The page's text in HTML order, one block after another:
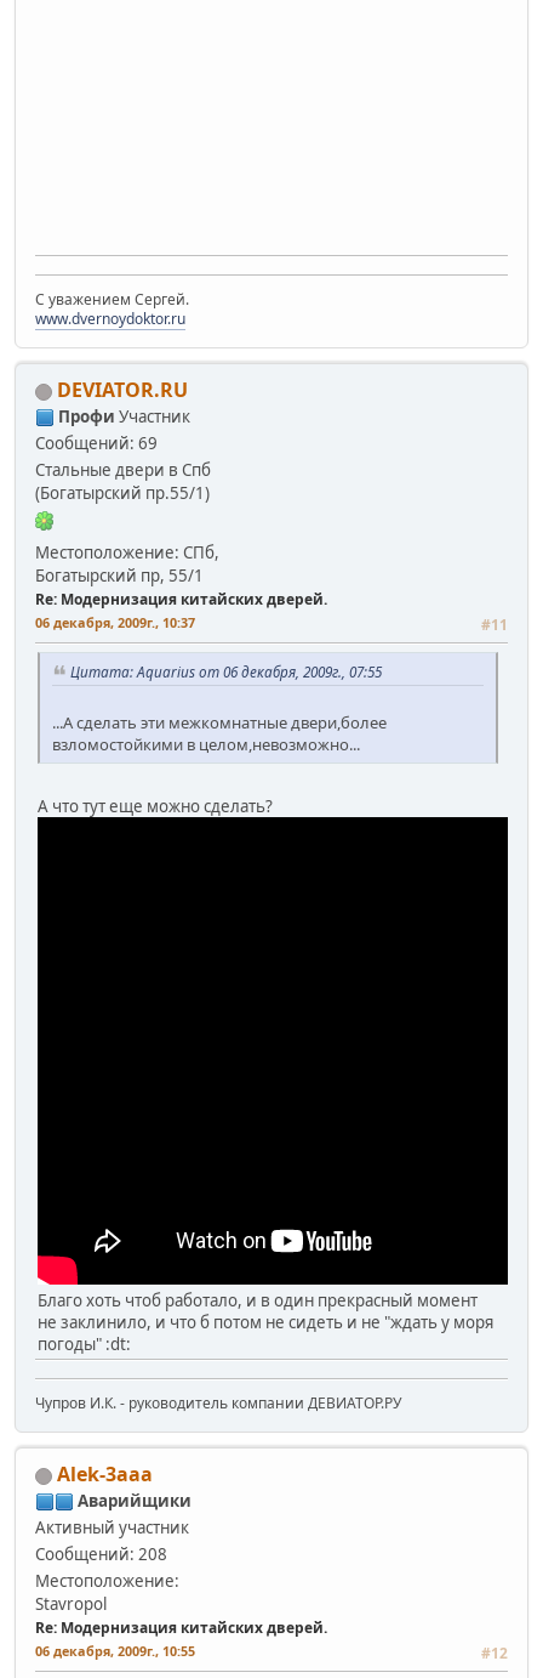
С уважением Сергей.
www.dvernoydoktor.ru
DEVIATOR.RU
Профи Участник
Сообщений: 69
Стальные двери в Спб
(Богатырский пр.55/1)
Местоположение: СПб,
Богатырский пр, 55/1
Re: Модернизация китайских дверей.
06 декабря, 2009г., 10:37 #11
Цитата: Aquarius от 06 декабря, 2009г., 07:55
...А сделать эти межкомнатные двери,более
взломостойкими в целом,невозможно...
А что тут еще можно сделать?
Благо хоть чтоб работало, и в один прекрасный момент
не заклинило, и что б потом не сидеть и не "ждать у моря
погоды" :dt:
Чупров И.К. - руководитель компании ДЕВИАТОР.РУ
Alek-3aaa
Аварийщики
Активный участник
Сообщений: 208
Местоположение:
Stavropol
Re: Модернизация китайских дверей.
06 декабря, 2009г., 10:55 #12